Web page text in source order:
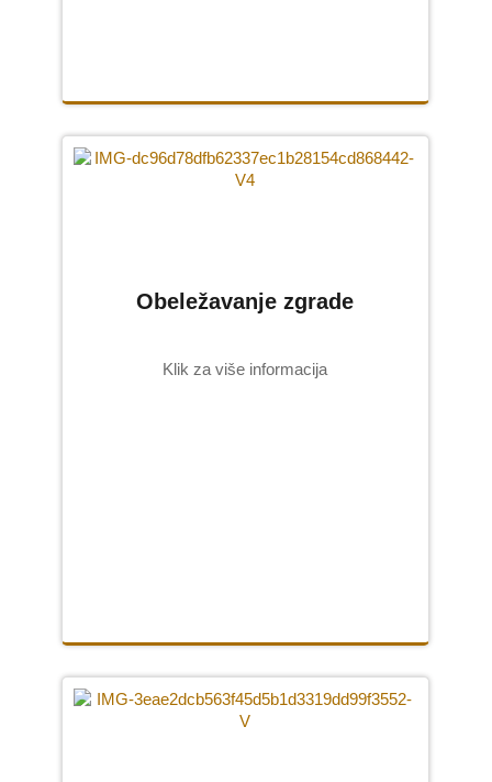
Obeležavanje zgrade
Klik za više informacija